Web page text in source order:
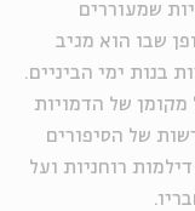
שמעוררים
שבו הוא מגיב
בנות ימי הביניים.
מקומן של הדמויות
של הסיפורים
רוחניות ועל